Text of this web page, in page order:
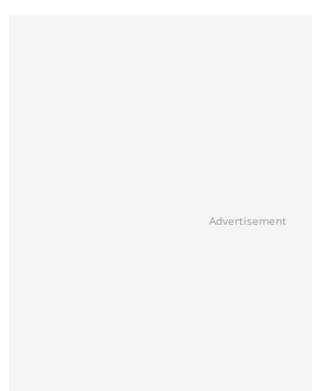
Advertisement